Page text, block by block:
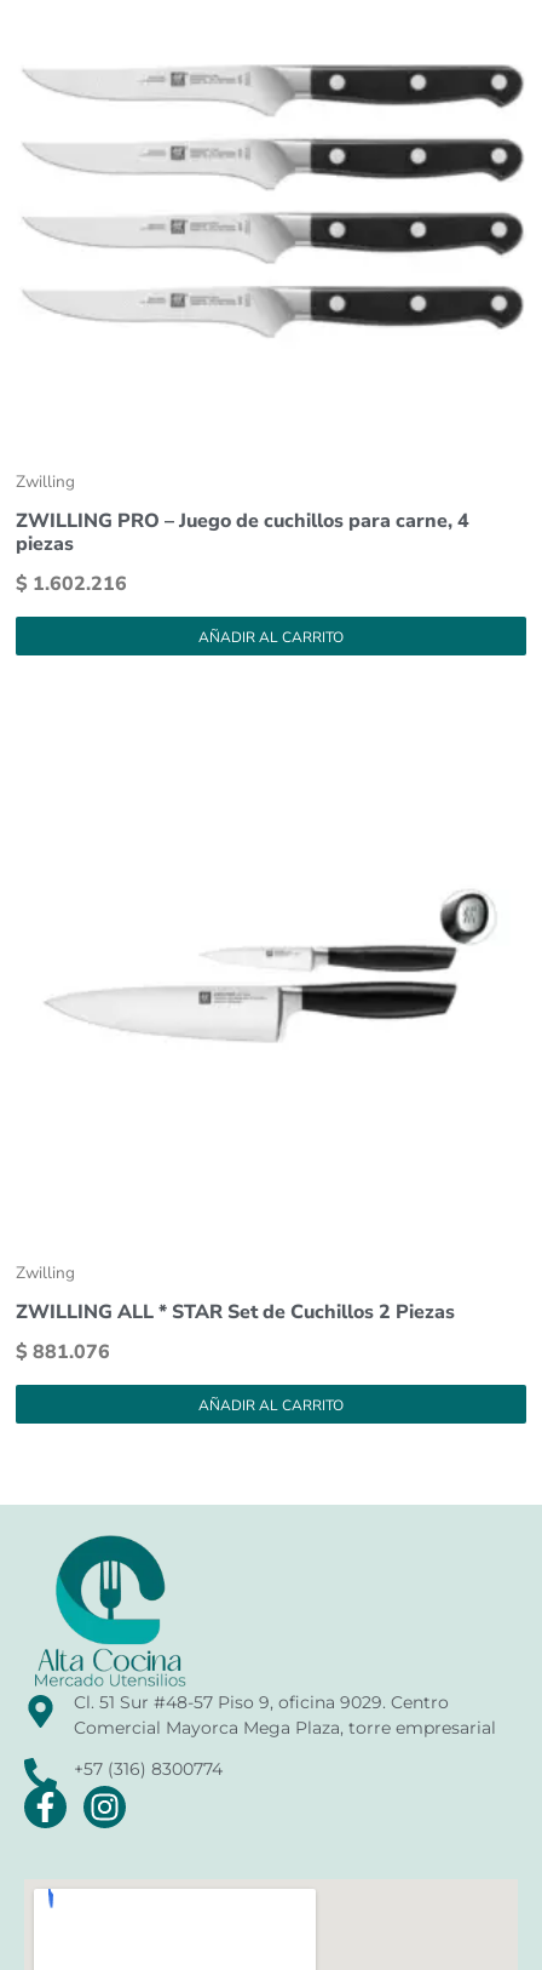
Zwilling
ZWILLING PRO – Juego de cuchillos para carne, 4
piezas
$ 1.602.216
AÑADIR AL CARRITO
Zwilling
ZWILLING ALL * STAR Set de Cuchillos 2 Piezas
$ 881.076
AÑADIR AL CARRITO
Cl. 51 Sur #48-57 Piso 9, oficina 9029. Centro
Comercial Mayorca Mega Plaza, torre empresarial
+57 (316) 8300774